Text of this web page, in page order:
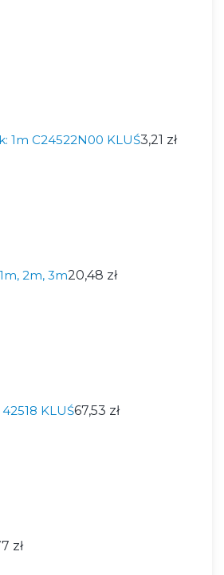
1m C24522N00 KLUŚ3,21 zł
2m, 3m20,48 zł
KLUŚ67,53 zł
zł